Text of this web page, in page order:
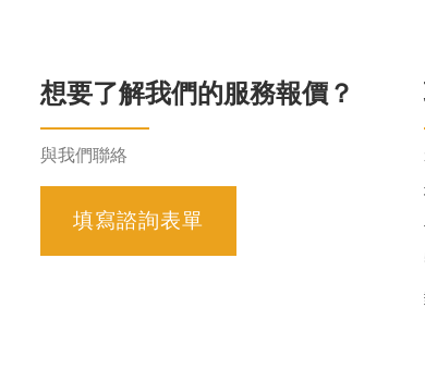
想要了解我們的服務報價？
與我們聯絡
填寫諮詢表單